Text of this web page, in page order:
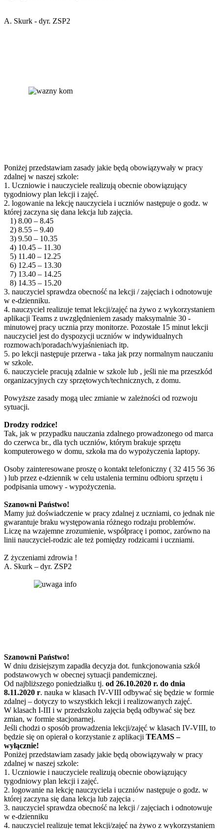
A. Skurk - dyr. ZSP2
Poniżej przedstawiam zasady jakie będą obowiązywały w pracy
zdalnej w naszej szkole:
1. Uczniowie i nauczyciele realizują obecnie obowiązujący
tygodniowy plan lekcji i zajęć.
2. logowanie na lekcję nauczyciela i uczniów następuje o godz. w
której zaczyna się dana lekcja lub zajęcia.
1) 8.00 – 8.45
2) 8.55 – 9.40
3) 9.50 – 10.35
4) 10.45 – 11.30
5) 11.40 – 12.25
6) 12.45 – 13.30
7) 13.40 – 14.25
8) 14.35 – 15.20
3. nauczyciel sprawdza obecność na lekcji / zajęciach i odnotowuje
w e-dzienniku.
4. nauczyciel realizuje temat lekcji/zajęć na żywo z wykorzystaniem
aplikacji Teams z uwzględnieniem zasady maksymalnie 30 -
minutowej pracy ucznia przy monitorze. Pozostałe 15 minut lekcji
nauczyciel jest do dyspozycji uczniów w indywidualnych
rozmowach/poradach/wyjaśnieniach itp.
5. po lekcji następuje przerwa - taka jak przy normalnym nauczaniu
w szkole.
6. nauczyciele pracują zdalnie w szkole lub , jeśli nie ma przeszkód
organizacyjnych czy sprzętowych/technicznych, z domu.
Powyższe zasady mogą ulec zmianie w zależności od rozwoju
sytuacji.
Drodzy rodzice!
Tak, jak w przypadku nauczania zdalnego prowadzonego od marca
do czerwca br., dla tych uczniów, którym brakuje sprzętu
komputerowego w domu, szkoła ma do wypożyczenia laptopy.
Osoby zainteresowane proszę o kontakt telefoniczny ( 32 415 56 36
) lub przez e-dziennik w celu ustalenia terminu odbioru sprzętu i
podpisania umowy - wypożyczenia.
Szanowni Państwo!
Mamy już doświadczenie w pracy zdalnej z uczniami, co jednak nie
gwarantuje braku występowania różnego rodzaju problemów.
Liczę na wzajemne zrozumienie, współpracę i pomoc, zarówno na
linii nauczyciel-rodzic ale też pomiędzy rodzicami i uczniami.
Z życzeniami zdrowia !
A. Skurk – dyr. ZSP2
Szanowni Państwo!
W dniu dzisiejszym zapadła decyzja dot. funkcjonowania szkół
podstawowych w obecnej sytuacji pandemicznej.
Od najbliższego poniedziałku tj. od 26.10.2020 r. do dnia
8.11.2020 r. nauka w klasach IV-VIII odbywać się będzie w formie
zdalnej – dotyczy to wszystkich lekcji i realizowanych zajęć.
W klasach I-III i w przedszkolu zajęcia będą odbywać się bez
zmian, w formie stacjonarnej.
Jeśli chodzi o sposób prowadzenia lekcji/zajęć w klasach IV-VIII, to
będzie się on opierał o korzystanie z aplikacji TEAMS –
wyłącznie!
Poniżej przedstawiam zasady jakie będą obowiązywały w pracy
zdalnej w naszej szkole:
1. Uczniowie i nauczyciele realizują obecnie obowiązujący
tygodniowy plan lekcji i zajęć.
2. logowanie na lekcję nauczyciela i uczniów następuje o godz. w
której zaczyna się dana lekcja lub zajęcia .
3. nauczyciel sprawdza obecność na lekcji / zajęciach i odnotowuje
w e-dzienniku
4. nauczyciel realizuje temat lekcji/zajęć na żywo z wykorzystaniem